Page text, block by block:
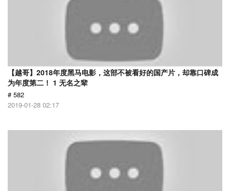
【越哥】2018年度黑马电影，这部不被看好的国产片，却靠口碑成
为年度第二！ 1 无名之辈
# 582
2019-01-28 02:17